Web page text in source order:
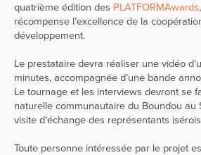
quatrième édition des PLATFORMAwards
récompense l’excellence de la
développement.
Le prestataire devra réaliser une vidéo
minutes, accompagnée d’une bande
Le tournage et les interviews devront se
naturelle communautaire du Boundou au
visite d’échange des représentants
Toute personne intéressée par le projet